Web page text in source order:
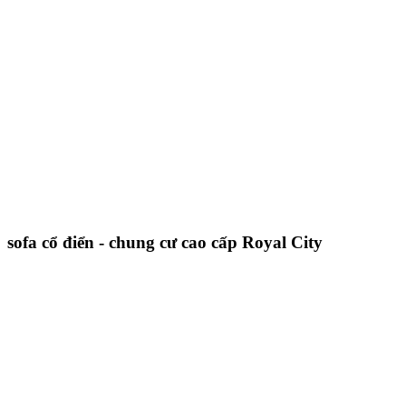
sofa cổ điển - chung cư cao cấp Royal City